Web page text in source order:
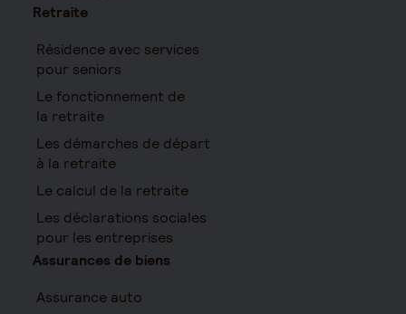
Retraite
Résidence avec services
pour seniors
Le fonctionnement de
la retraite
Les démarches de départ
à la retraite
Le calcul de la retraite
Les déclarations sociales
pour les entreprises
Assurances de biens
Assurance auto